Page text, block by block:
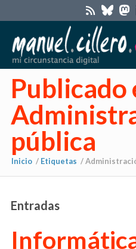
Publicado
pública
Inicio / Etiquetas /
Entradas